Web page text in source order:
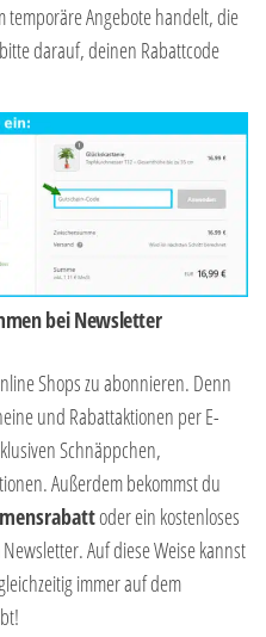
temporäre Angebote handelt, die
darauf, deinen Rabattcode
bei Newsletter
Shops zu abonnieren. Denn
und Rabattaktionen per E-
Schnäppchen,
Außerdem bekommst du
oder ein kostenloses
Auf diese Weise kannst
immer auf dem